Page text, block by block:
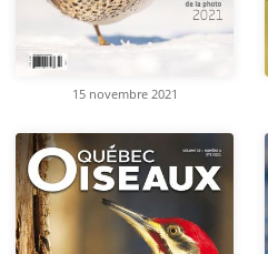
15 novembre 2021